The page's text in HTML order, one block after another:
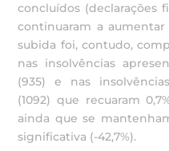
concluídos (declarações
continuaram a aumentar
subida foi, contudo,
nas insolvências
(935) e nas
(1092) que recuaram
ainda que se
significativa (-42,7%).